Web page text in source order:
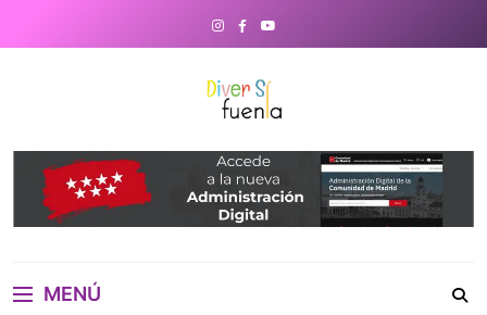
DiverSiFuenla
Diversifuenla – Tu medio digital
de referencia en Fuenlabrada.
Noticias, eventos culturales,
gastronomía y un directorio de
MENÚ